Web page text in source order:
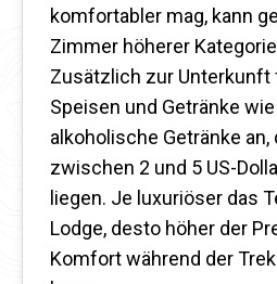
komfortabler mag, kann
Zimmer höherer
Zusätzlich zur Unterkunft
Speisen und Getränke
alkoholische Getränke
zwischen 2 und 5 US-
liegen. Je luxuriöser das
Lodge, desto höher der
Komfort während der